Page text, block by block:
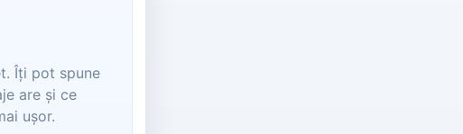
Îți pot spune
are și ce
ușor.